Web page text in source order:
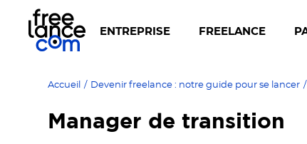
ENTREPRISE FREELANCE
Accueil / Devenir freelance : notre guide pour se lancer /
Manager de transition